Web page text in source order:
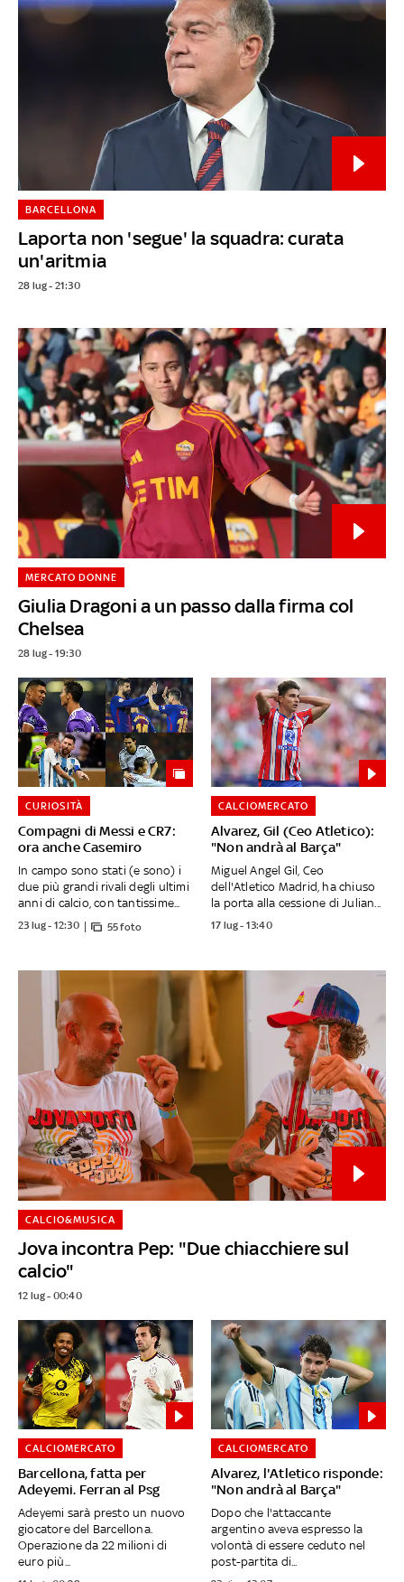
Laporta non 'segue' la squadra: curata
un'aritmia
BARCELLONA
28 lug - 21:30
Giulia Dragoni a un passo dalla firma col
Chelsea
MERCATO DONNE
28 lug - 19:30
Compagni di Messi e CR7:
ora anche Casemiro
CURIOSITÀ
In campo sono stati (e sono) i
due più grandi rivali degli ultimi
anni di calcio, con tantissime...
23 lug - 12:30 55 foto
Alvarez, Gil (Ceo Atletico):
"Non andrà al Barça"
CALCIOMERCATO
Miguel Angel Gil, Ceo
dell'Atletico Madrid, ha chiuso
la porta alla cessione di Julian...
17 lug - 13:40
Jova incontra Pep: "Due chiacchiere sul
calcio"
CALCIO&MUSICA
12 lug - 00:40
Barcellona, fatta per
Adeyemi. Ferran al Psg
CALCIOMERCATO
Adeyemi sarà presto un nuovo
giocatore del Barcellona.
Operazione da 22 milioni di
euro più...
Alvarez, l'Atletico risponde:
"Non andrà al Barça"
CALCIOMERCATO
Dopo che l'attaccante
argentino aveva espresso la
volontà di essere ceduto nel
post-partita di...